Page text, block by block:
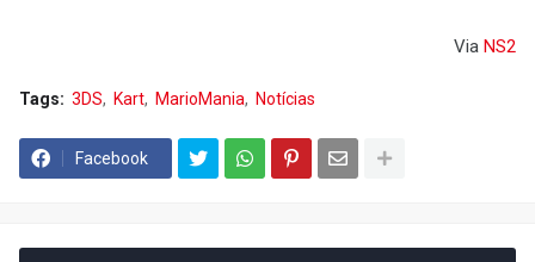
Via NS2
Tags: 3DS Kart MarioMania Notícias
Facebook